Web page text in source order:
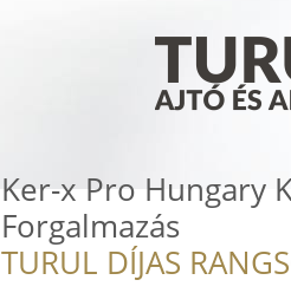
Ker-x Pro Hungary
Forgalmazás
TURUL DÍJAS